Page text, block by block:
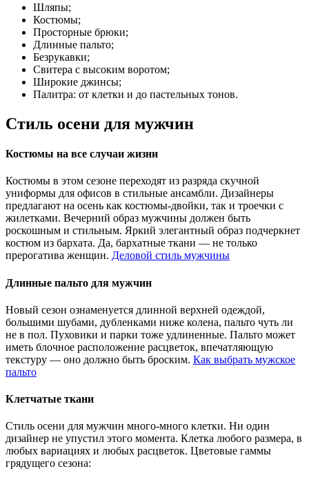
Шляпы;
Костюмы;
Просторные брюки;
Длинные пальто;
Безрукавки;
Свитера с высоким воротом;
Широкие джинсы;
Палитра: от клетки и до пастельных тонов.
Стиль осени для мужчин
Костюмы на все случаи жизни
Костюмы в этом сезоне переходят из разряда скучной
униформы для офисов в стильные ансамбли. Дизайнеры
предлагают на осень как костюмы-двойки, так и троечки с
жилетками. Вечерний образ мужчины должен быть
роскошным и стильным. Яркий элегантный образ подчеркнет
костюм из бархата. Да, бархатные ткани — не только
прерогатива женщин. Деловой стиль мужчины
Длинные пальто для мужчин
Новый сезон ознаменуется длинной верхней одеждой,
большими шубами, дубленками ниже колена, пальто чуть ли
не в пол. Пуховики и парки тоже удлиненные. Пальто может
иметь блочное расположение расцветок, впечатляющую
текстуру — оно должно быть броским. Как выбрать мужское
пальто
Клетчатые ткани
Стиль осени для мужчин много-много клетки. Ни один
дизайнер не упустил этого момента. Клетка любого размера, в
любых вариациях и любых расцветок. Цветовые гаммы
грядущего сезона: